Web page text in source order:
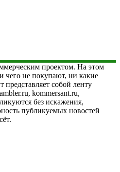
проектом. На этом
чего не покупают, ни какие
представляет собой ленту
kommersant.ru,
без искажения,
публикуемых новостей